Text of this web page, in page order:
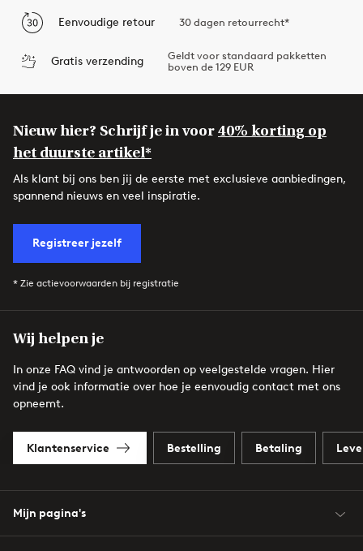
Eenvoudige retour 30 dagen retourrecht*
Gratis verzending
Geldt voor standaard pakketten
boven de 129 EUR
Nieuw hier? Schrijf je in voor40% korting op
het duurste artikel*
Als klant bij ons ben jij de eerste met exclusieve aanbiedingen,
spannend nieuws en veel inspiratie.
Registreer jezelf
* Zie actievoorwaarden bij registratie
Wij helpen je
In onze FAQ vind je antwoorden op veelgestelde vragen. Hier
vind je ook informatie over hoe je eenvoudig contact met ons
opneemt.
Klantenservice Bestelling Betaling
Mijn pagina's